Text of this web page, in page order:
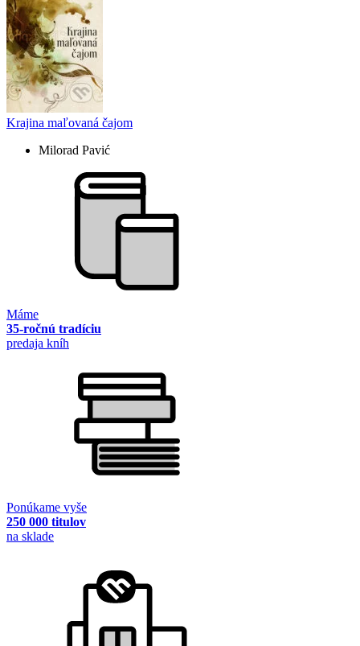
Krajina maľovaná čajom
Milorad Pavić
Máme
35-ročnú tradíciu
predaja kníh
Ponúkame vyše
250 000 titulov
na sklade